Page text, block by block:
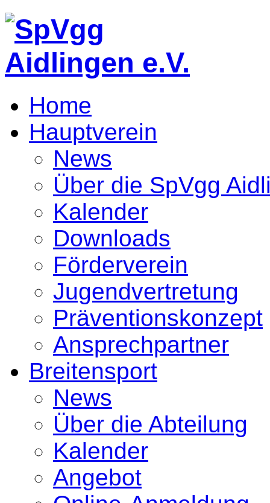
Home
Hauptverein
News
Über die SpVgg
Kalender
Downloads
Förderverein
Jugendvertretung
Präventionskonzept
Ansprechpartner
Breitensport
News
Über die Abteilung
Kalender
Angebot